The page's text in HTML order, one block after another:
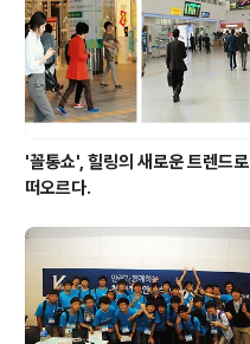
'꼴통쇼', 힐링의 새로운 트렌드로
떠오르다.